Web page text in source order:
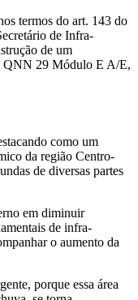
termos do art. 143 do
de Infra-
de um
QNN 29 Módulo E A/E,
como um
da região Centro-
de diversas partes
em diminuir
de infra-
o aumento da
porque essa área